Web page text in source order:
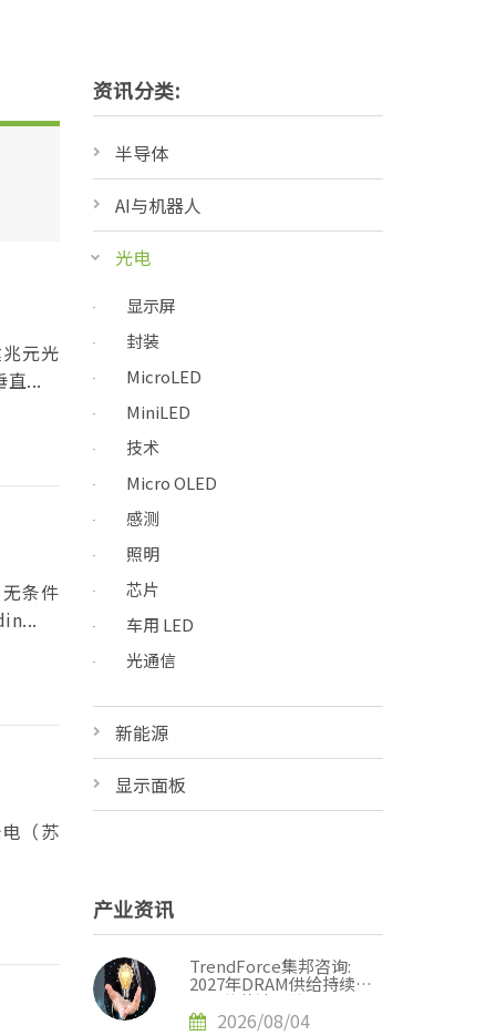
元光
直...
条件
（苏
资讯分类:
半导体
AI与机器人
光电
显示屏
封装
MicroLED
MiniLED
技术
Micro OLED
感测
照明
芯片
车用 LED
光通信
新能源
显示面板
产业资讯
TrendForce集邦咨询:
2027年DRAM供给持续紧
张，英伟达评估下调
Rubin Ultra HBM配置
2026/08/04